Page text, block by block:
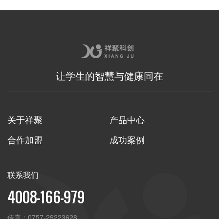
让学生的智慧与健康同在
关于祥聚
产品中心
合作加盟
成功案例
联系我们
4008-166-979
传真： 0757-29223628